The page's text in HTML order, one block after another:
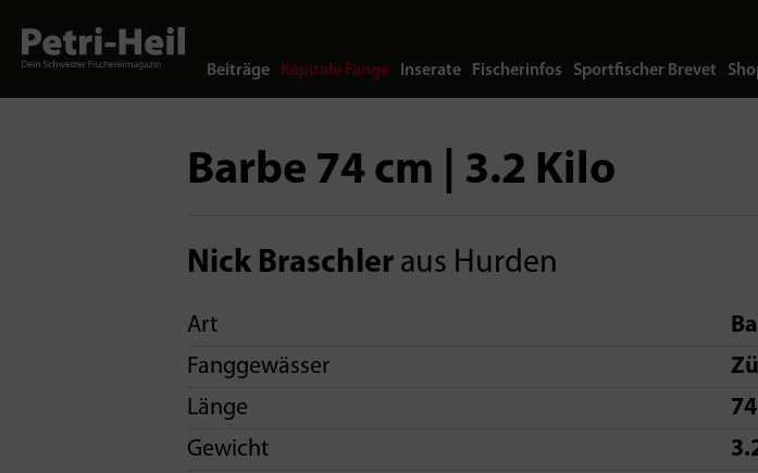
Beiträge Kapitale Fänge Inserate Fischerinfos Sportfischer Brevet
Barbe 74 cm | 3.2 Kilo
Nick Braschler aus Hurden
Art
Fanggewässer
Länge
Gewicht